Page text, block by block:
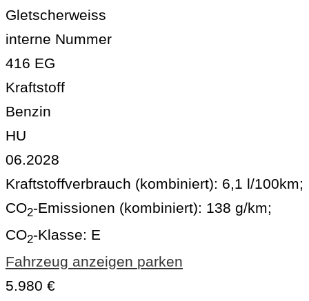
Gletscherweiss
interne Nummer
416 EG
Kraftstoff
Benzin
HU
06.2028
Kraftstoffverbrauch (kombiniert): 6,1 l/100km;
CO2-Emissionen (kombiniert): 138 g/km;
CO2-Klasse: E
Fahrzeug anzeigen parken
5.980 €